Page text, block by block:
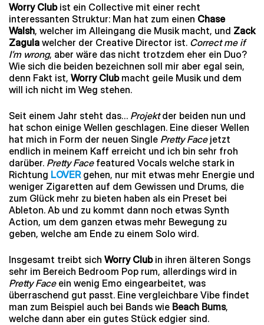
Worry Clubist ein Collective mit einer recht
interessanten Struktur: Man hat zum einen Chase
Walsh, welcher im Alleingang die Musik macht, und Zack
Zagula welcher der Creative Director ist. Correct me if
I’m wrong, aber wäre das nicht trotzdem eher ein Duo?
Wie sich die beiden bezeichnen soll mir aber egal sein,
denn Fakt ist, Worry Clubmacht geile Musik und dem
will ich nicht im Weg stehen.
Seit einem Jahr steht das… Projektder beiden nun und
hat schon einige Wellen geschlagen. Eine dieser Wellen
hat mich in Form der neuen Single Pretty Facejetzt
endlich in meinem Kaff erreicht und ich bin sehr froh
darüber. Pretty Facefeatured Vocals welche stark in
Richtung LOVERgehen, nur mit etwas mehr Energie und
weniger Zigaretten auf dem Gewissen und Drums, die
zum Glück mehr zu bieten haben als ein Preset bei
Ableton. Ab und zu kommt dann noch etwas Synth
Action, um dem ganzen etwas mehr Bewegung zu
geben, welche am Ende zu einem Solo wird.
Insgesamt treibt sich Worry Clubin ihren älteren Songs
sehr im Bereich Bedroom Pop rum, allerdings wird in
Pretty Faceein wenig Emo eingearbeitet, was
überraschend gut passt. Eine vergleichbare Vibe findet
man zum Beispiel auch bei Bands wie Beach Bums,
welche dann aber ein gutes Stück edgier sind.